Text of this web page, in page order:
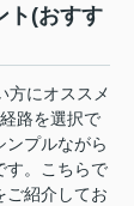
(おすす
方にオススメ
路を選択で
ンプルながら
す。こちらで
ご紹介してお